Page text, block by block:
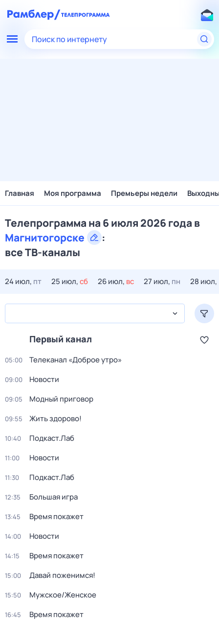
Поиск по интернету
Главная Моя программа Премьеры недели
Телепрограмма на 6 июля 2026 года в
Магнитогорске
:
все ТВ-каналы
24 июл, пт 25 июл,сб 26 июл, вс 27 июл, пн 28 июл,
Первый канал
05:00 Телеканал «Доброе утро»
09:00 Новости
09:05 Модный приговор
09:55 Жить здорово!
10:40 Подкаст.Лаб
11:00 Новости
11:30 Подкаст.Лаб
12:35 Большая игра
13:45 Время покажет
14:00 Новости
14:15 Время покажет
15:00 Давай поженимся!
15:50 Мужское/Женское
16:45 Время покажет